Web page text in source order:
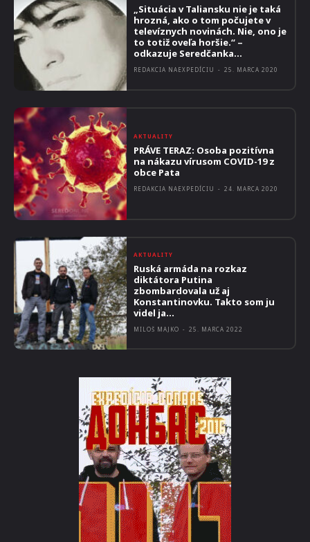
„Situácia v Taliansku nie je taká
hrozná, ako o tom počujete v
televíznych novinách. Nie, ono je
to totiž oveľa horšie.“ –
odkazuje Seredčanka...
REDAKCIA NAEXPEDÍCIU - 25. MARCA 2020
AKTUALITY
PRÁVE TERAZ: Osoba pozitívna
na nákazu vírusom COVID-19 z
obce Pata
REDAKCIA NAEXPEDÍCIU - 24. MARCA 2020
AKTUALITY
Ruská armáda na rozkaz
diktátora Putina
zbombardovala už aj
Konstantinovku. Takto som ju
videl ja…
MILOŠ MAJKO - 25. MARCA 2022